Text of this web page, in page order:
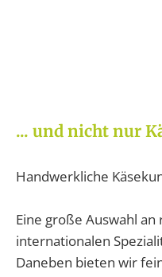
... und nicht nur
Handwerkliche
Eine große Auswahl
internationalen
Daneben bieten wir